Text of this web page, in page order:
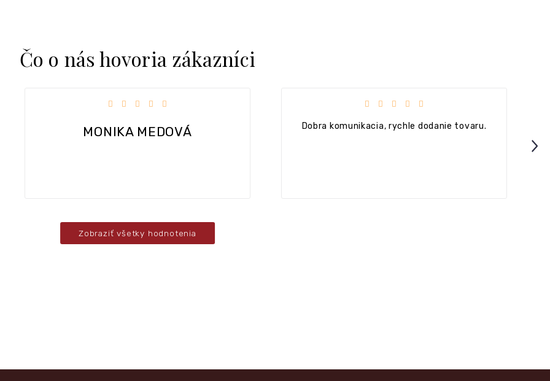
Čo o nás hovoria zákazníci
MONIKA MEDOVÁ
Hodnotenie obchodu je 5 z 5 hviezdičiek. Hodnotenie obchodu je 5 z 5 hviezdičiek.
Dobra komunikacia, rychle dodanie tovaru.
Next
Zobraziť všetky hodnotenia